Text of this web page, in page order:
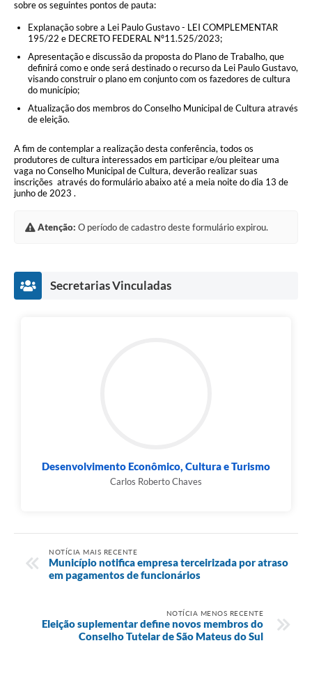
sobre os seguintes pontos de pauta:
Explanação sobre a Lei Paulo Gustavo - LEI COMPLEMENTAR
195/22 e DECRETO FEDERAL Nº11.525/2023;
Apresentação e discussão da proposta do Plano de Trabalho, que
definirá como e onde será destinado o recurso da Lei Paulo Gustavo,
visando construir o plano em conjunto com os fazedores de cultura
do município;
Atualização dos membros do Conselho Municipal de Cultura através
de eleição.
A fim de contemplar a realização desta conferência, todos os
produtores de cultura interessados em participar e/ou pleitear uma
vaga no Conselho Municipal de Cultura, deverão realizar suas
inscrições através do formulário abaixo até a meia noite do dia 13 de
junho de 2023 .
Atenção: O período de cadastro deste formulário expirou.
Secretarias Vinculadas
Desenvolvimento Econômico, Cultura e Turismo
Carlos Roberto Chaves
NOTÍCIA MAIS RECENTE
Município notifica empresa terceirizada por atraso
em pagamentos de funcionários
NOTÍCIA MENOS RECENTE
Eleição suplementar define novos membros do
Conselho Tutelar de São Mateus do Sul